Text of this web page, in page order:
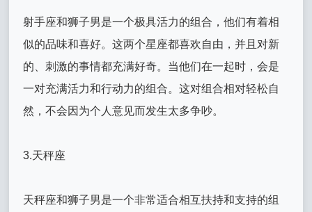
射手座和狮子男是一个极具活力的组合，他们有着相
似的品味和喜好。这两个星座都喜欢自由，并且对新
的、刺激的事情都充满好奇。当他们在一起时，会是
一对充满活力和行动力的组合。这对组合相对轻松自
然，不会因为个人意见而发生太多争吵。
3.天秤座
天秤座和狮子男是一个非常适合相互扶持和支持的组